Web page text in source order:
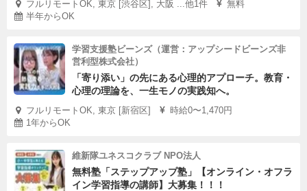
フルリモートOK, 東京 [渋谷区], 大阪 ...他1件
無料
半年からOK
学習支援塾ビーンズ（運営：アップシードビーンズ非
営利型株式会社）
「寄り添い」の先にある心理的アプローチ。教育・
心理の理論を、一生モノの実践知へ。
フルリモートOK, 東京 [新宿区]
時給0〜1,470円
1年からOK
維新隊ユネスコクラブ NPO法人
無料塾「ステップアップ塾」【オンライン・オフラ
イン学習指導の講師】大募集！！！